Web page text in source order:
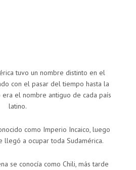
tuvo un nombre distinto en el
con el pasar del tiempo hasta la
era el nombre antiguo de cada país
latino.
como Imperio Incaico, luego
llegó a ocupar toda Sudamérica.
se conocía como Chili, más tarde